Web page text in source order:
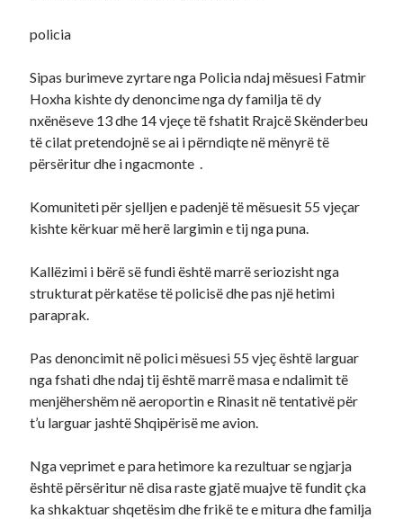
policia
Sipas burimeve zyrtare nga Policia ndaj mësuesi Fatmir
Hoxha kishte dy denoncime nga dy familja të dy
nxënëseve 13 dhe 14 vjeçe të fshatit Rrajcë Skënderbeu
të cilat pretendojnë se ai i përndiqte në mënyrë të
përsëritur dhe i ngacmonte .
Komuniteti për sjelljen e padenjë të mësuesit 55 vjeçar
kishte kërkuar më herë largimin e tij nga puna.
Kallëzimi i bërë së fundi është marrë seriozisht nga
strukturat përkatëse të policisë dhe pas një hetimi
paraprak.
Pas denoncimit në polici mësuesi 55 vjeç është larguar
nga fshati dhe ndaj tij është marrë masa e ndalimit të
menjëhershëm në aeroportin e Rinasit në tentativë për
t’u larguar jashtë Shqipërisë me avion.
Nga veprimet e para hetimore ka rezultuar se ngjarja
është përsëritur në disa raste gjatë muajve të fundit çka
ka shkaktuar shqetësim dhe frikë te e mitura dhe familja